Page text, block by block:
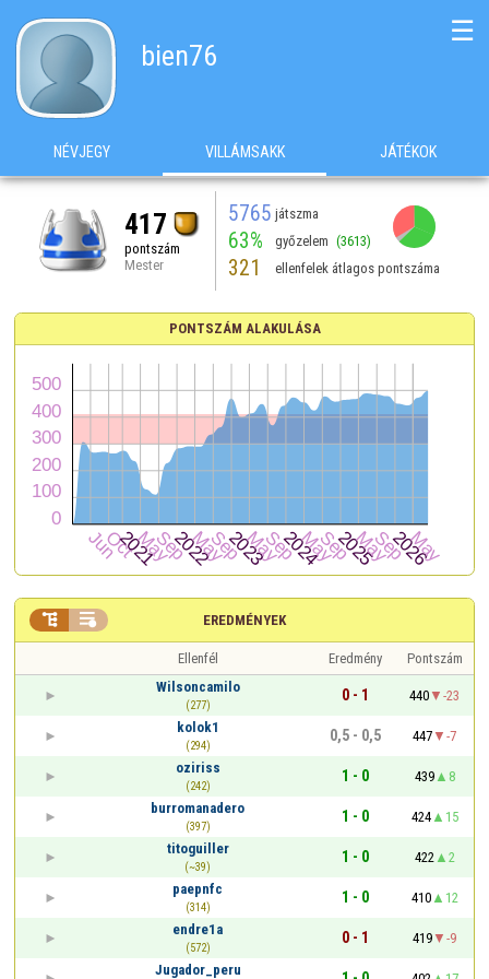
bien76
☰
NÉVJEGY VILLÁMSAKK JÁTÉKOK
417
pontszám
Mester
5765 játszma
63% győzelem (3613)
321 ellenfelek átlagos pontszáma
PONTSZÁM ALAKULÁSA
EREDMÉNYEK
 
Ellenfél Eredmény
Pontszám
Wilsoncamilo
(277)
0 - 1 440
-23
kolok1
(294)
0,5 - 0,5 447
-7
oziriss
(242)
1 - 0 439
8
burromanadero
(397)
1 - 0 424
15
titoguiller
(~39)
1 - 0 422
2
paepnfc
(314)
1 - 0 410
12
endre1a
(572)
0 - 1 419
-9
Jugador_peru